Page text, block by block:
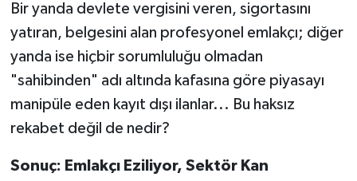
​Bir yanda devlete vergisini veren, sigortasını
yatıran, belgesini alan profesyonel emlakçı; diğer
yanda ise hiçbir sorumluluğu olmadan
"sahibinden" adı altında kafasına göre piyasayı
manipüle eden kayıt dışı ilanlar... Bu haksız
rekabet değil de nedir?
​Sonuç: Emlakçı Eziliyor, Sektör Kan